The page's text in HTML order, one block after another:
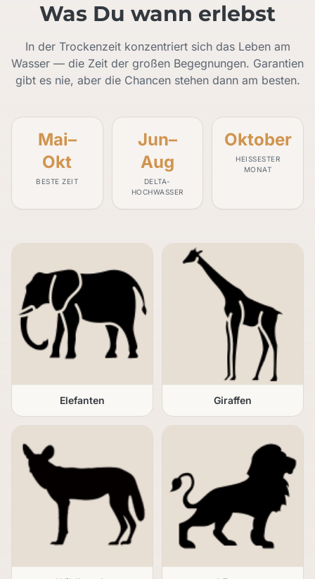
Was Du wann erlebst
In der Trockenzeit konzentriert sich das Leben am
Wasser — die Zeit der großen Begegnungen. Garantien
gibt es nie, aber die Chancen stehen dann am besten.
Mai–
Okt
BESTE ZEIT
Jun–
Aug
DELTA-
HOCHWASSER
Oktober
HEISSESTER M
ONAT
Elefanten Giraffen